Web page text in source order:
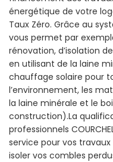
énergétique de votre
Taux Zéro. Grâce au
vous permet par
rénovation, d’isolation de
en utilisant de la laine
chauffage solaire pour
l’environnement, les
la laine minérale et le
construction).La
professionnels
service pour vos
isoler vos combles